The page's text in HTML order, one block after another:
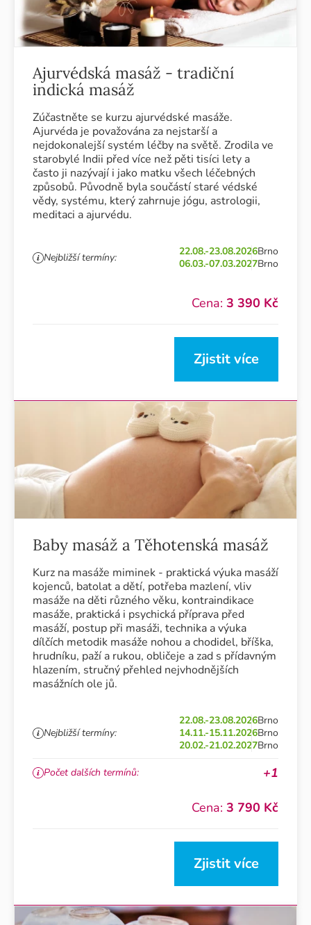
Ajurvédská masáž - tradiční
indická masáž
Zúčastněte se kurzu ajurvédské masáže.
Ajurvéda je považována za nejstarší a
nejdokonalejší systém léčby na světě. Zrodila ve
starobylé Indii před více než pěti tisíci lety a
často ji nazývají i jako matku všech léčebných
způsobů. Původně byla součástí staré védské
vědy, systému, který zahrnuje jógu, astrologii,
meditaci a ajurvédu.
Nejbližší termíny: 22.08.-23.08.2026Brno
06.03.-07.03.2027Brno
Cena: 3 390 Kč
Zjistit více
Baby masáž a Těhotenská masáž
Kurz na masáže miminek - praktická výuka masáží
kojenců, batolat a dětí, potřeba mazlení, vliv
masáže na děti různého věku, kontraindikace
masáže, praktická i psychická příprava před
masáží, postup při masáži, technika a výuka
dílčích metodik masáže nohou a chodidel, bříška,
hrudníku, paží a rukou, obličeje a zad s přídavným
hlazením, stručný přehled nejvhodnějších
masážních ole jů.
Nejbližší termíny:
22.08.-23.08.2026Brno
14.11.-15.11.2026Brno
20.02.-21.02.2027Brno
Počet dalších termínů: +1
Cena: 3 790 Kč
Zjistit více